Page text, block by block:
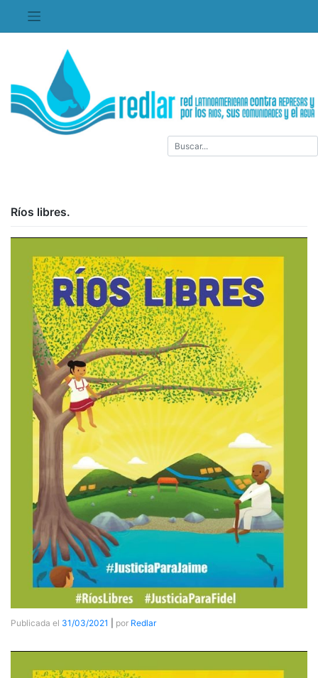
contenido
Ríos libres.
Publicada el 31/03/2021 por Redlar